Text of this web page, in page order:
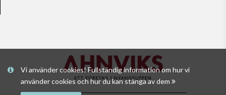
Vi använder cookies! Fullständig information om hur vi
använder cookies och hur du kan stänga av dem